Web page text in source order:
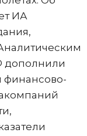
ИА
дополнили
финансово-